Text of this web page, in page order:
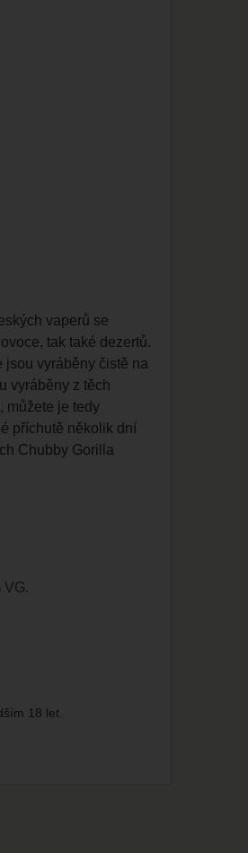
vaperů se
tak také dezertů.
vyráběny čistě na
vyráběny z těch
můžete je tedy
příchutě několik dní
Chubby Gorilla
VG.
18 let.